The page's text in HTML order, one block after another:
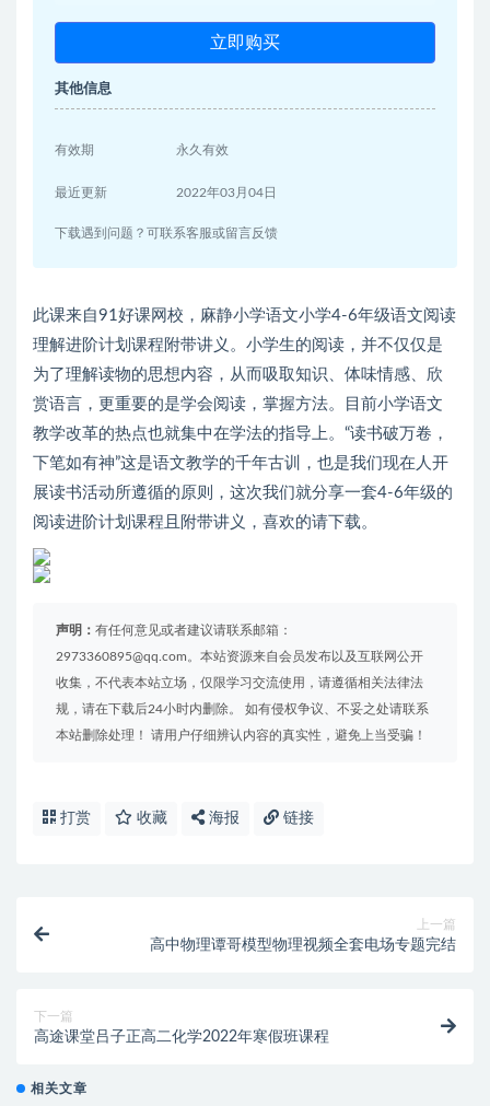
立即购买
其他信息
有效期 永久有效
最近更新 2022年03月04日
下载遇到问题？可联系客服或留言反馈
此课来自91好课网校，麻静小学语文小学4-6年级语文阅读
理解进阶计划课程附带讲义。小学生的阅读，并不仅仅是
为了理解读物的思想内容，从而吸取知识、体味情感、欣
赏语言，更重要的是学会阅读，掌握方法。目前小学语文
教学改革的热点也就集中在学法的指导上。“读书破万卷，
下笔如有神”这是语文教学的千年古训，也是我们现在人开
展读书活动所遵循的原则，这次我们就分享一套4-6年级的
阅读进阶计划课程且附带讲义，喜欢的请下载。
声明： 有任何意见或者建议请联系邮箱：
2973360895@qq.com。本站资源来自会员发布以及互联网公开
收集，不代表本站立场，仅限学习交流使用，请遵循相关法律法
规，请在下载后24小时内删除。 如有侵权争议、不妥之处请联系
本站删除处理！ 请用户仔细辨认内容的真实性，避免上当受骗！
打赏 收藏 海报 链接
上一篇
高中物理谭哥模型物理视频全套电场专题完结
下一篇
高途课堂吕子正高二化学2022年寒假班课程
相关文章